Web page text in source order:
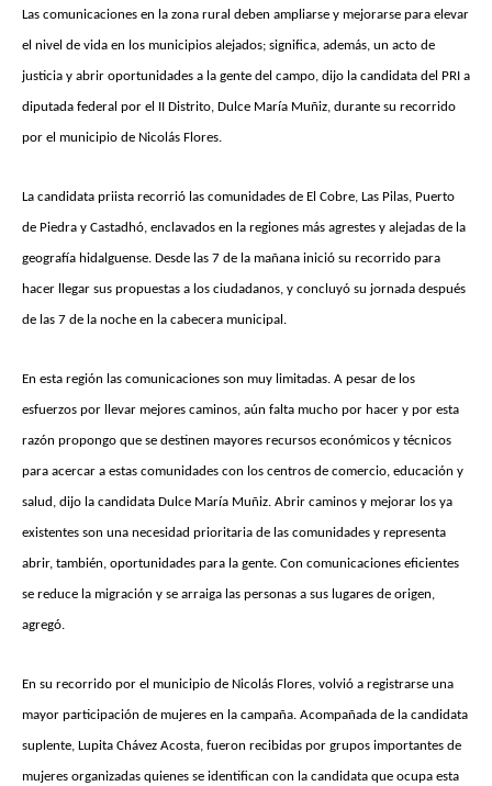
Las comunicaciones en la zona rural deben ampliarse y mejorarse para elevar
el nivel de vida en los municipios alejados; significa, además, un acto de
justicia y abrir oportunidades a la gente del campo, dijo la candidata del PRI a
diputada federal por el II Distrito, Dulce María Muñiz, durante su recorrido
por el municipio de Nicolás Flores.
La candidata priista recorrió las comunidades de El Cobre, Las Pilas, Puerto
de Piedra y Castadhó, enclavados en la regiones más agrestes y alejadas de la
geografía hidalguense. Desde las 7 de la mañana inició su recorrido para
hacer llegar sus propuestas a los ciudadanos, y concluyó su jornada después
de las 7 de la noche en la cabecera municipal.
En esta región las comunicaciones son muy limitadas. A pesar de los
esfuerzos por llevar mejores caminos, aún falta mucho por hacer y por esta
razón propongo que se destinen mayores recursos económicos y técnicos
para acercar a estas comunidades con los centros de comercio, educación y
salud, dijo la candidata Dulce María Muñiz. Abrir caminos y mejorar los ya
existentes son una necesidad prioritaria de las comunidades y representa
abrir, también, oportunidades para la gente. Con comunicaciones eficientes
se reduce la migración y se arraiga las personas a sus lugares de origen,
agregó.
En su recorrido por el municipio de Nicolás Flores, volvió a registrarse una
mayor participación de mujeres en la campaña. Acompañada de la candidata
suplente, Lupita Chávez Acosta, fueron recibidas por grupos importantes de
mujeres organizadas quienes se identifican con la candidata que ocupa esta